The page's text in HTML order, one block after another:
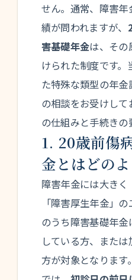
せん。通常、障害
績が問われますが、
害基礎年金は、そ
けられた制度です
た特殊な類型の年金
の相談をお受けし
の仕組みと手続きの
1. 20歳前傷
金とはどの
障害年金には大き
「障害厚生年金」
のうち障害基礎年
している方、また
方が対象となりま